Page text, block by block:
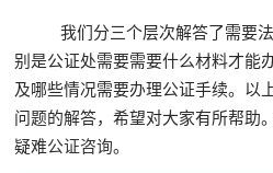
我们分三个层次解答了需要法
别是公证处需要需要什么材料才能
及哪些情况需要办理公证手续。以
问题的解答，希望对大家有所帮助
疑难公证咨询。